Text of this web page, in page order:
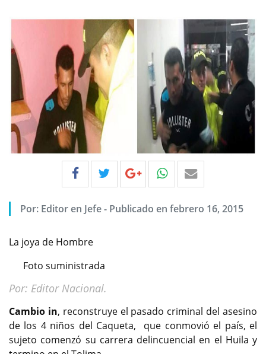
Por: Editor en Jefe- Publicado en febrero 16, 2015
La joya de Hombre
Foto suministrada
Por: Editor Nacional.
Cambio in, reconstruye el pasado criminal del asesino
de los 4 niños del Caqueta, que conmovió el país, el
sujeto comenzó su carrera delincuencial en el Huila y